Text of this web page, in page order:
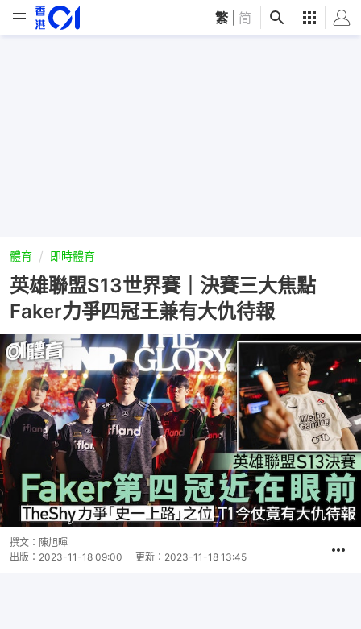
繁 简
體育 即時體育
英雄聯盟S13世界賽｜決賽三大焦點
Faker力爭四冠王兼有大仇待報
撰文： 陳旭暉
出版： 2023-11-18 09:00 更新： 2023-11-18 13:45